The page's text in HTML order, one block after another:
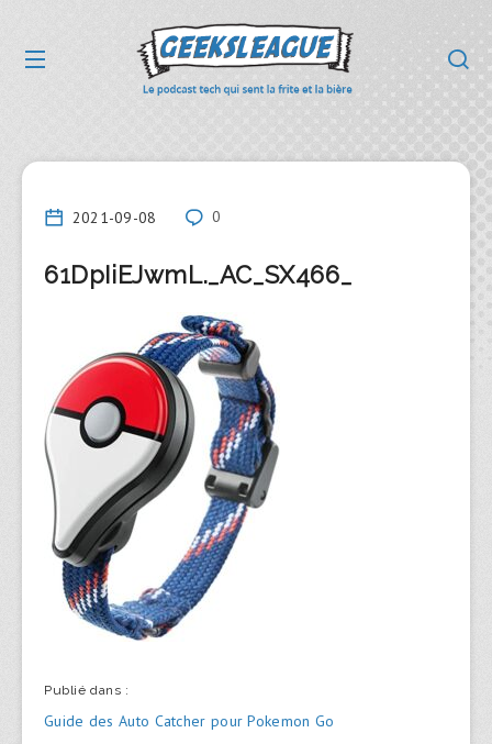
2021-09-08 0
61DpIiEJwmL._AC_SX466_
Publié dans :
Navigation
Guide des Auto Catcher pour Pokemon Go